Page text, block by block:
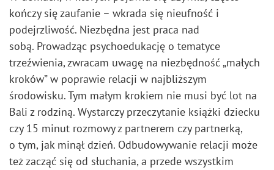
kończy się zaufanie – wkrada się nieufność i
podejrzliwość. Niezbędna jest praca nad
sobą. Prowadząc psychoedukację o tematyce
trzeźwienia, zwracam uwagę na niezbędność „małych
kroków” w poprawie relacji w najbliższym
środowisku. Tym małym krokiem nie musi być lot na
Bali z rodziną. Wystarczy przeczytanie książki dziecku
czy 15 minut rozmowy z partnerem czy partnerką,
o tym, jak minął dzień. Odbudowywanie relacji może
też zacząć się od słuchania, a przede wszystkim